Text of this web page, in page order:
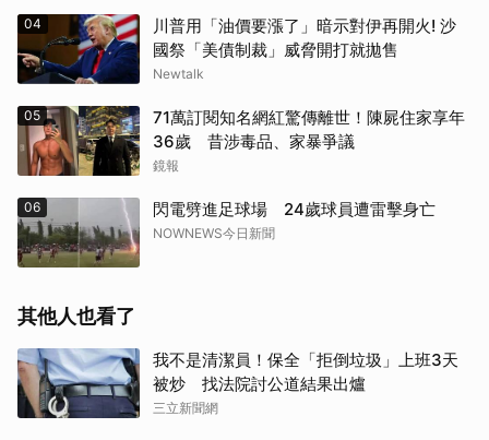
04
川普用「油價要漲了」暗示對伊再開火! 沙
國祭「美債制裁」威脅開打就拋售
Newtalk
05
71萬訂閱知名網紅驚傳離世！陳屍住家享年
36歲 昔涉毒品、家暴爭議
鏡報
06 閃電劈進足球場 24歲球員遭雷擊身亡
NOWNEWS今日新聞
其他人也看了
我不是清潔員！保全「拒倒垃圾」上班3天
被炒 找法院討公道結果出爐
三立新聞網